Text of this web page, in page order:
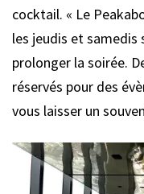
cocktail. « Le
les jeudis et samedis
prolonger la soirée.
réservés pour des
vous laisser un